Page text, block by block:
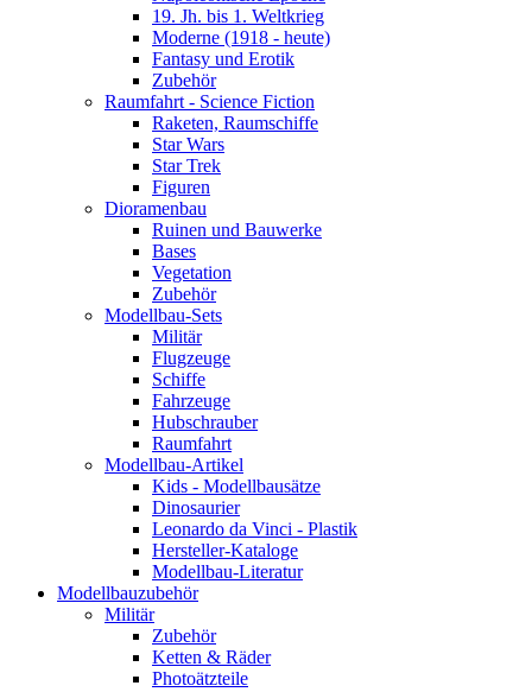
19. Jh. bis 1. Weltkrieg
Moderne (1918 - heute)
Fantasy und Erotik
Zubehör
Raumfahrt - Science Fiction
Raketen, Raumschiffe
Star Wars
Star Trek
Figuren
Dioramenbau
Ruinen und Bauwerke
Bases
Vegetation
Zubehör
Modellbau-Sets
Militär
Flugzeuge
Schiffe
Fahrzeuge
Hubschrauber
Raumfahrt
Modellbau-Artikel
Kids - Modellbausätze
Dinosaurier
Leonardo da Vinci - Plastik
Hersteller-Kataloge
Modellbau-Literatur
Modellbauzubehör
Militär
Zubehör
Ketten & Räder
Photoätzteile